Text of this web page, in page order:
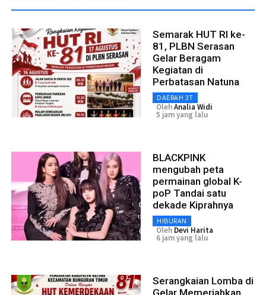
Semarak HUT RI ke-
81, PLBN Serasan
Gelar Beragam
Kegiatan di
Perbatasan Natuna
DAERAH 3T
OlehAnalia Widi
5 jam yang lalu
BLACKPINK
mengubah peta
permainan global K-
poP Tandai satu
dekade Kiprahnya
HIBURAN
Oleh Devi Harita
6 jam yang lalu
Serangkaian Lomba di
Gelar Memeriahkan